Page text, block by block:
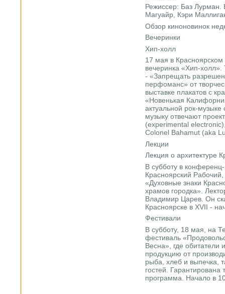
Режиссер: Баз
Магуайр, Кэри
Обзор киноновинок
Вечеринки
Хип-холл
17 мая в
вечеринка «Хип-
- «Запрещать
перфоманс» от
выставке плакатов с
«Новенькая
актуальной рок-
музыку отвечают
(experimental
Colonel Bahamut (aka
Лекции
Лекция о архитектуре
В субботу в
Красноярский
«Духовные знаки
храмов городка».
Владимир Царев. Он
Красноярске в XVII -
Фестивали
В субботу, 18 мая, на
фестиваль
Весна», где обитатели
продукцию от
рыба, хлеб и выпечка,
гостей. Гарантирована
программа. Начало в